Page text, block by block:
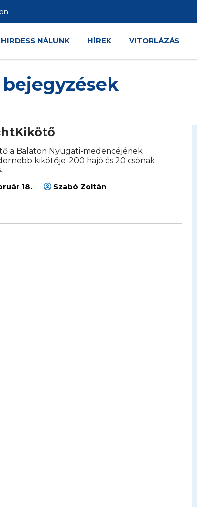
HIRDESS NÁLUNK HÍREK VITORLÁZÁS
a Balaton Nyugati-medencéjének
kikötője. 200 hajó és 20 csónak
18. Szabó Zoltán